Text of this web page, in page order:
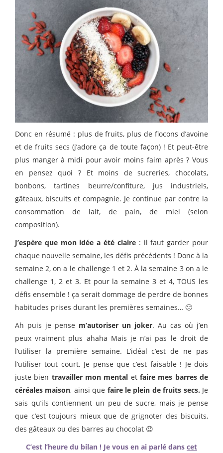
Donc en résumé : plus de fruits, plus de flocons d’avoine
et de fruits secs (j’adore ça de toute façon) ! Et peut-être
plus manger à midi pour avoir moins faim après ? Vous
en pensez quoi ? Et moins de sucreries, chocolats,
bonbons, tartines beurre/confiture, jus industriels,
gâteaux, biscuits et compagnie. Je continue par contre la
consommation de lait, de pain, de miel (selon
composition).
J’espère que mon idée a été claire: il faut garder pour
chaque nouvelle semaine, les défis précédents ! Donc à la
semaine 2, on a le challenge 1 et 2. À la semaine 3 on a le
challenge 1, 2 et 3. Et pour la semaine 3 et 4, TOUS les
défis ensemble ! ça serait dommage de perdre de bonnes
habitudes prises durant les premières semaines… 🙂
Ah puis je pense m’autoriser un joker. Au cas où j’en
peux vraiment plus ahaha Mais je n’ai pas le droit de
l’utiliser la première semaine. L’idéal c’est de ne pas
l’utiliser tout court. Je pense que c’est faisable ! Je dois
juste bien travailler mon mental etfaire mes barres de
céréales maison, ainsi que faire le plein de fruits secs. Je
sais qu’ils contiennent un peu de sucre, mais je pense
que c’est toujours mieux que de grignoter des biscuits,
des gâteaux ou des barres au chocolat 😉
C’est l’heure du bilan ! Je vous en ai parlé dans cet